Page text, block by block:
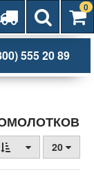
0
555 20 89
20